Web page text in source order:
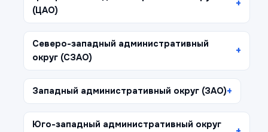
(ЦАО)
Северо-западный административный
округ (СЗАО)
Западный административный округ (ЗАО)
Юго-западный административный округ